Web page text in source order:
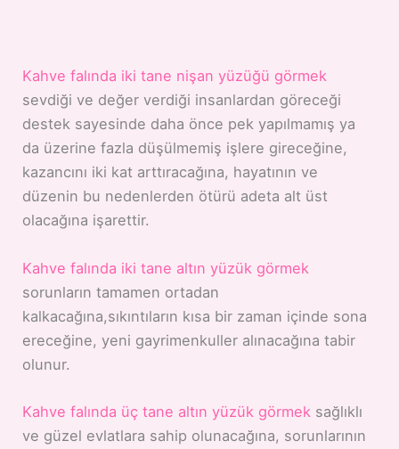
Kahve falında iki tane nişan yüzüğü görmek
sevdiği ve değer verdiği insanlardan göreceği
destek sayesinde daha önce pek yapılmamış ya
da üzerine fazla düşülmemiş işlere gireceğine,
kazancını iki kat arttıracağına, hayatının ve
düzenin bu nedenlerden ötürü adeta alt üst
olacağına işarettir.
Kahve falında iki tane altın yüzük görmek
sorunların tamamen ortadan
kalkacağına,sıkıntıların kısa bir zaman içinde sona
ereceğine, yeni gayrimenkuller alınacağına tabir
olunur.
Kahve falında üç tane altın yüzük görmek sağlıklı
ve güzel evlatlara sahip olunacağına, sorunlarının